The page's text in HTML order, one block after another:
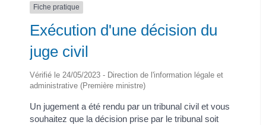
Fiche pratique
Exécution d'une décision du
juge civil
Vérifié le 24/05/2023 - Direction de l'information légale et
administrative (Première ministre)
Un jugement a été rendu par un tribunal civil et vous
souhaitez que la décision prise par le tribunal soit